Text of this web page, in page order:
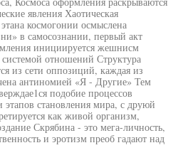
явления Хаотическая
космогонии осмыслена
в самосознании, первый акт
инициируется жешнисм
системой отношений Структура
из сети оппозиций, каждая из
антиномией «Я - Другие» Тем
подобие процессов
становления мира, с друюй
как живой организм,
Скрябина - это мега-личность,
и эротизм преоб гадают над